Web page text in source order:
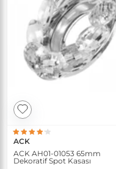
ACK
ACK AH01-01053 65mm
Dekoratif Spot Kasası